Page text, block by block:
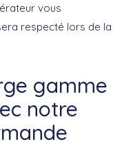
vous
respecté lors de la
gamme
notre